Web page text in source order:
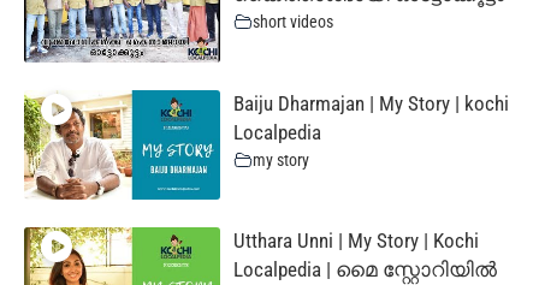
short videos
Baiju Dharmajan | My Story | kochi
Localpedia
my story
Utthara Unni | My Story | Kochi
Localpedia | മൈ സ്റ്റോറിയില്‍